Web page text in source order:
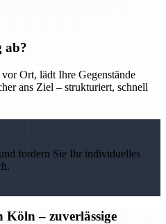
ab?
Ort, lädt Ihre Gegenstände
ans Ziel – strukturiert, schnell
fordern Sie Ihr individuelles
Köln – zuverlässige